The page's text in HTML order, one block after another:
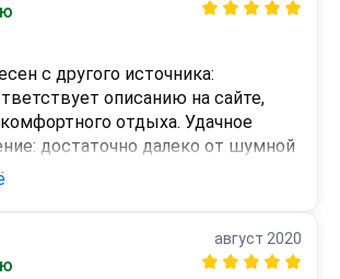
с другого источника:
описанию на сайте,
отдыха. Удачное
достаточно далеко от шумной
дома остановка-легко
Сукко и Утриша, магазины, до
- 20 минут, до Высокого
минут. Хозяйка всегда на связи,
август 2020